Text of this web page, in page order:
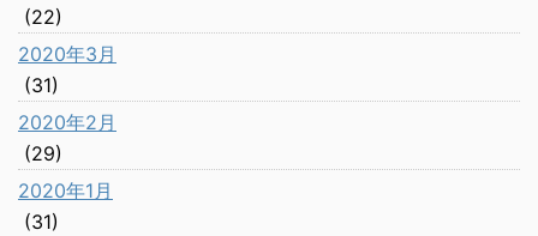
(22)
2020年3月
(31)
2020年2月
(29)
2020年1月
(31)